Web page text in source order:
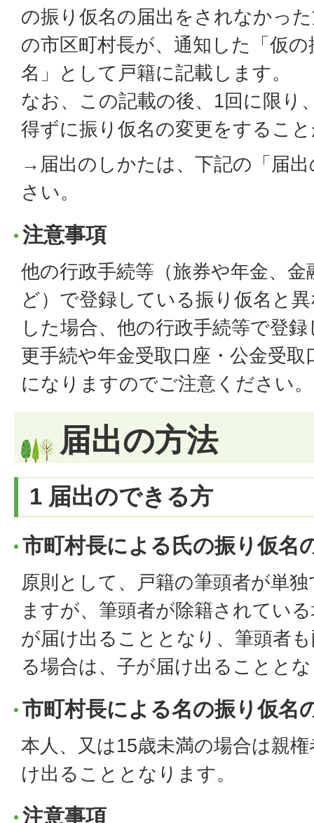
の振り仮名の届出をされなかっ
の市区町村長が、通知した「仮
名」として戸籍に記載します。
なお、この記載の後、1回に限り
得ずに振り仮名の変更をするこ
→届出のしかたは、下記の「届
さい。
注意事項
他の行政手続等（旅券や年金、
ど）で登録している振り仮名と
した場合、他の行政手続等で登
更手続や年金受取口座・公金受
になりますのでご注意ください。
届出の方法
1 届出のできる方
市町村長による氏の振り仮名
原則として、戸籍の筆頭者が単
ますが、筆頭者が除籍されてい
が届け出ることとなり、筆頭者
る場合は、子が届け出ることと
市町村長による名の振り仮名
本人、又は15歳未満の場合は親
け出ることとなります。
注意事項